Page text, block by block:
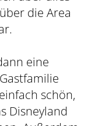
die Area
eine
schön,
Disneyland